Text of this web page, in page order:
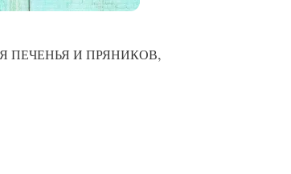
ПЕЧЕНЬЯ И ПРЯНИКОВ,